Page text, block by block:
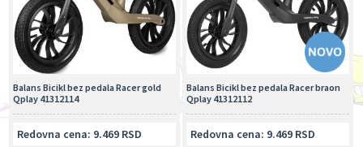
Balans Bicikl bez pedala Racer braon
Qplay 41312112
Redovna cena: 9.469 RSD
Balans Bicikl bez pedala Racer gold
Qplay 41312114
Redovna cena: 9.469 RSD